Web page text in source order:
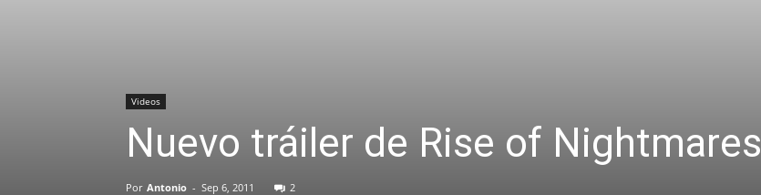
Videos
Nuevo tráiler de Rise of Nightmares
Por Antonio - Sep 6, 2011 2